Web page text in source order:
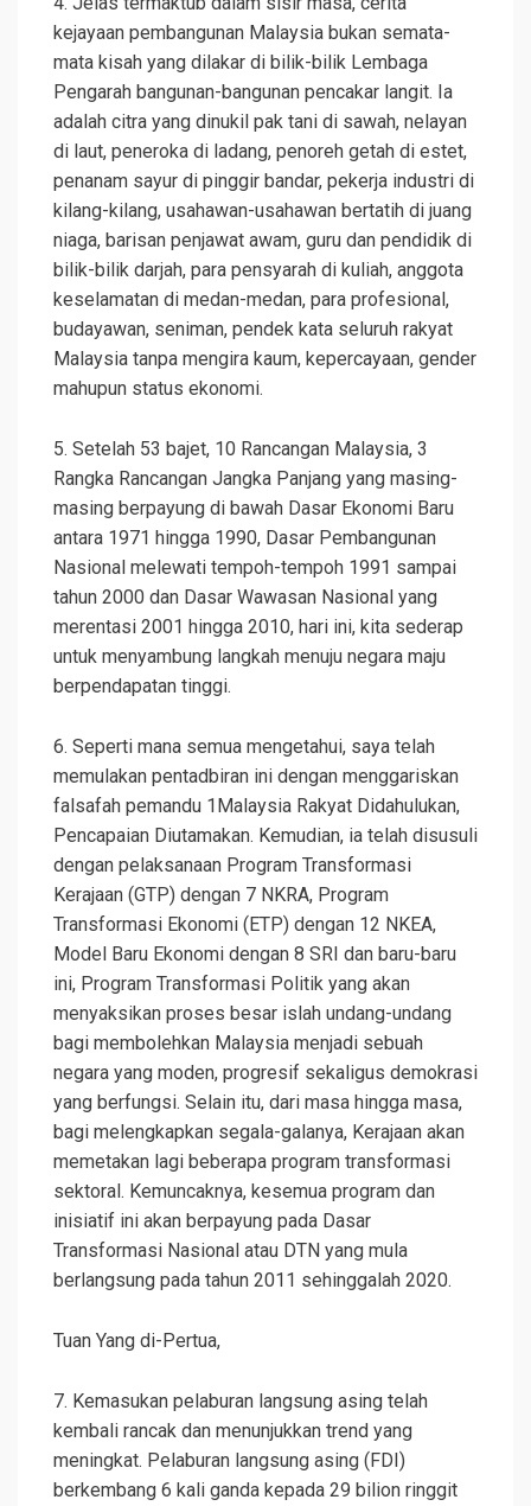
kejayaan pembangunan Malaysia bukan semata-
mata kisah yang dilakar di bilik-bilik Lembaga
Pengarah bangunan-bangunan pencakar langit. Ia
adalah citra yang dinukil pak tani di sawah, nelayan
di laut, peneroka di ladang, penoreh getah di estet,
penanam sayur di pinggir bandar, pekerja industri di
kilang-kilang, usahawan-usahawan bertatih di juang
niaga, barisan penjawat awam, guru dan pendidik di
bilik-bilik darjah, para pensyarah di kuliah, anggota
keselamatan di medan-medan, para profesional,
budayawan, seniman, pendek kata seluruh rakyat
Malaysia tanpa mengira kaum, kepercayaan, gender
mahupun status ekonomi.
5. Setelah 53 bajet, 10 Rancangan Malaysia, 3
Rangka Rancangan Jangka Panjang yang masing-
masing berpayung di bawah Dasar Ekonomi Baru
antara 1971 hingga 1990, Dasar Pembangunan
Nasional melewati tempoh-tempoh 1991 sampai
tahun 2000 dan Dasar Wawasan Nasional yang
merentasi 2001 hingga 2010, hari ini, kita sederap
untuk menyambung langkah menuju negara maju
berpendapatan tinggi.
6. Seperti mana semua mengetahui, saya telah
memulakan pentadbiran ini dengan menggariskan
falsafah pemandu 1Malaysia Rakyat Didahulukan,
Pencapaian Diutamakan. Kemudian, ia telah disusuli
dengan pelaksanaan Program Transformasi
Kerajaan (GTP) dengan 7 NKRA, Program
Transformasi Ekonomi (ETP) dengan 12 NKEA,
Model Baru Ekonomi dengan 8 SRI dan baru-baru
ini, Program Transformasi Politik yang akan
menyaksikan proses besar islah undang-undang
bagi membolehkan Malaysia menjadi sebuah
negara yang moden, progresif sekaligus demokrasi
yang berfungsi. Selain itu, dari masa hingga masa,
bagi melengkapkan segala-galanya, Kerajaan akan
memetakan lagi beberapa program transformasi
sektoral. Kemuncaknya, kesemua program dan
inisiatif ini akan berpayung pada Dasar
Transformasi Nasional atau DTN yang mula
berlangsung pada tahun 2011 sehinggalah 2020.
Tuan Yang di-Pertua,
7. Kemasukan pelaburan langsung asing telah
kembali rancak dan menunjukkan trend yang
meningkat. Pelaburan langsung asing (FDI)
berkembang 6 kali ganda kepada 29 bilion ringgit